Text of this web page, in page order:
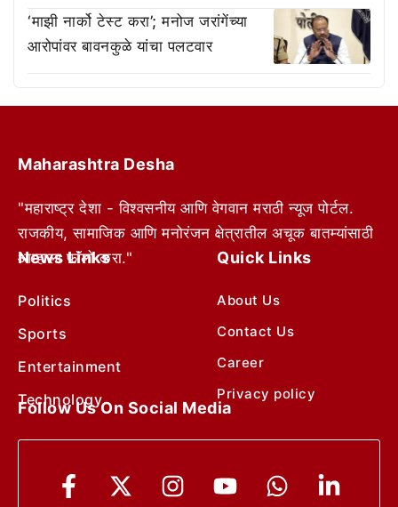
‘माझी नार्को टेस्ट करा’; मनोज जरांगेंच्या
आरोपांवर बावनकुळे यांचा पलटवार
Maharashtra Desha
"महाराष्ट्र देशा - विश्वसनीय आणि वेगवान मराठी न्यूज पोर्टल.
राजकीय, सामाजिक आणि मनोरंजन क्षेत्रातील अचूक बातम्यांसाठी
आम्हाला फॉलो करा."
News Links
Politics
Sports
Entertainment
Technology
Quick Links
About Us
Contact Us
Career
Privacy policy
Follow Us On Social Media